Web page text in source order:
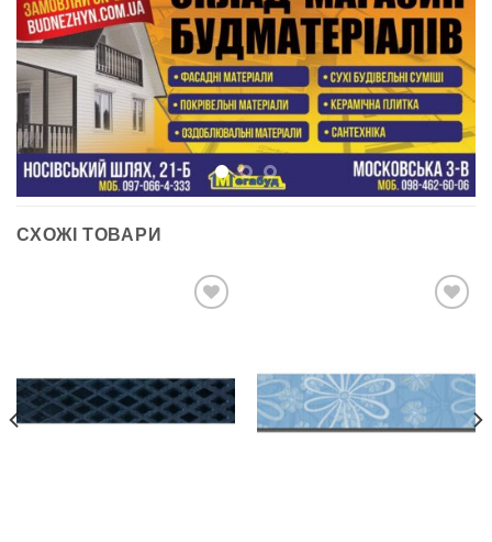
СХОЖІ ТОВАРИ
ДО
СПИСКУ
БАЖАНЬ
ДО
СПИСКУ
БАЖАНЬ